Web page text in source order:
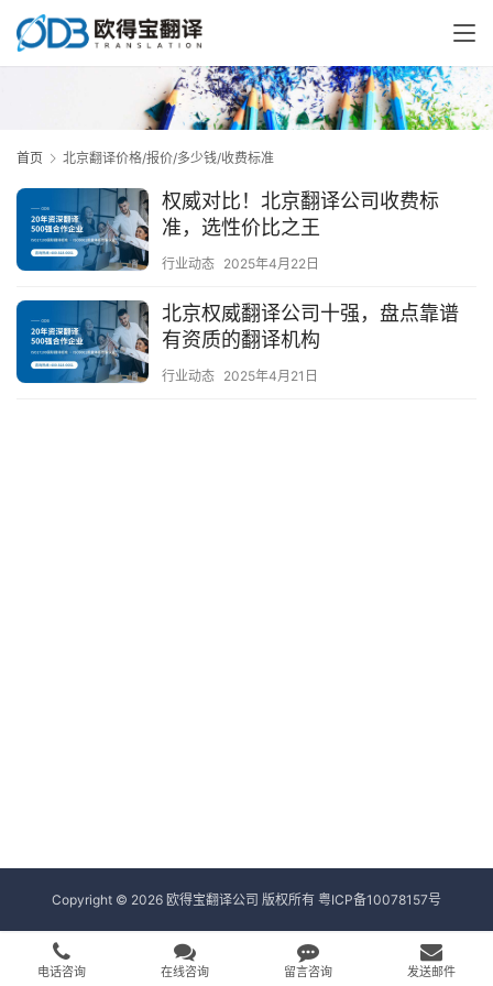
首页 北京翻译价格/报价/多少钱/收费标准
权威对比！北京翻译公司收费标
准，选性价比之王
行业动态 2025年4月22日
北京权威翻译公司十强，盘点靠谱
有资质的翻译机构
行业动态 2025年4月21日
Copyright © 2026 欧得宝翻译公司 版权所有 粤ICP备10078157号
电话咨询 在线咨询 留言咨询 发送邮件